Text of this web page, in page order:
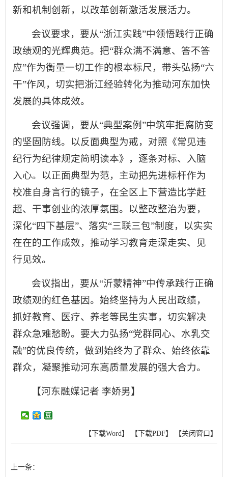
新和机制创新，以改革创新激活发展活力。
会议要求，要从“浙江实践”中领悟践行正确
政绩观的光辉典范。把“群众满不满意、答不答
应”作为衡量一切工作的根本标尺，带头弘扬“六
干”作风，切实把浙江经验转化为推动河东加快
发展的具体成效。
会议强调，要从“典型案例”中筑牢拒腐防变
的坚固防线。以反面典型为戒，对照《常见违
纪行为纪律规定简明读本》，逐条对标、入脑
入心。以正面典型为范，主动把先进标杆作为
校准自身言行的镜子，在全区上下营造比学赶
超、干事创业的浓厚氛围。以整改整治为要，
深化“四下基层”、落实“三联三包”制度，以实实
在在的工作成效，推动学习教育走深走实、见
行见效。
会议指出，要从“沂蒙精神”中传承践行正确
政绩观的红色基因。始终坚持为人民出政绩，
抓好教育、医疗、养老等民生实事，切实解决
群众急难愁盼。要大力弘扬“党群同心、水乳交
融”的优良传统，做到始终为了群众、始终依靠
群众，凝聚推动河东高质量发展的强大合力。
【河东融媒记者 李娇男】
【下载Word】 【下载PDF】 【关闭窗口】
上一条：